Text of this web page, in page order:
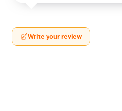
Write your review